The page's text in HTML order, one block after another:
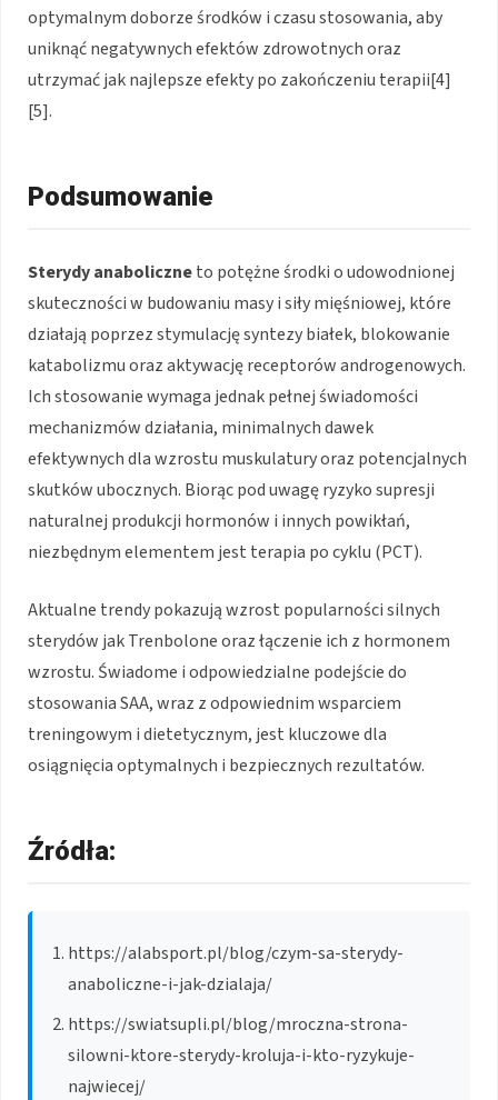
optymalnym doborze środków i czasu stosowania, aby
uniknąć negatywnych efektów zdrowotnych oraz
utrzymać jak najlepsze efekty po zakończeniu terapii[4]
[5].
Podsumowanie
Sterydy anaboliczneto potężne środki o udowodnionej
skuteczności w budowaniu masy i siły mięśniowej, które
działają poprzez stymulację syntezy białek, blokowanie
katabolizmu oraz aktywację receptorów androgenowych.
Ich stosowanie wymaga jednak pełnej świadomości
mechanizmów działania, minimalnych dawek
efektywnych dla wzrostu muskulatury oraz potencjalnych
skutków ubocznych. Biorąc pod uwagę ryzyko supresji
naturalnej produkcji hormonów i innych powikłań,
niezbędnym elementem jest terapia po cyklu (PCT).
Aktualne trendy pokazują wzrost popularności silnych
sterydów jak Trenbolone oraz łączenie ich z hormonem
wzrostu. Świadome i odpowiedzialne podejście do
stosowania SAA, wraz z odpowiednim wsparciem
treningowym i dietetycznym, jest kluczowe dla
osiągnięcia optymalnych i bezpiecznych rezultatów.
Źródła:
https://alabsport.pl/blog/czym-sa-sterydy-
anaboliczne-i-jak-dzialaja/
https://swiatsupli.pl/blog/mroczna-strona-
silowni-ktore-sterydy-kroluja-i-kto-ryzykuje-
najwiecej/